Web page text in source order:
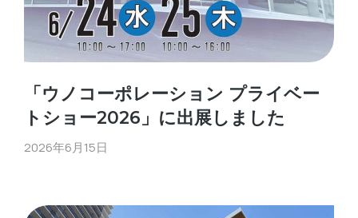
「ウノコーポレーション プライベー
トショー2026」に出展しました
2026年6月15日